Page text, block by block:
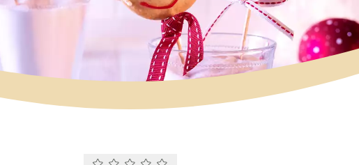
Current rating 0.0. Click to rate.